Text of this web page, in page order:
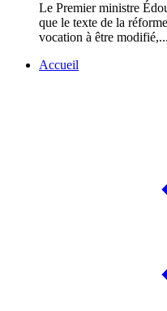
Le Premier ministre
que le texte de la
vocation à être modifié,...
Accueil